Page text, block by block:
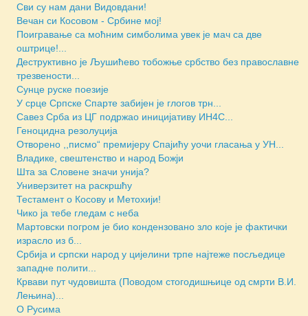
Сви су нам дани Видовдани!
Вечан си Косовом - Србине мој!
Поигравање са моћним симболима увек је мач са две
оштрице!...
Деструктивно је Љушићево тобожње србство без православне
трезвености...
Сунце руске поезије
У срце Српске Спарте забијен је глогов трн...
Савез Срба из ЦГ подржао иницијативу ИН4С...
Геноцидна резолуција
Отворено ,,писмо“ премијеру Спајићу уочи гласања у УН...
Владике, свештенство и народ Божји
Шта за Словене значи унија?
Универзитет на раскршћу
Тестамент о Косову и Метохији!
Чико ја тебе гледам с неба
Мартовски погром је био кондензовано зло које је фактички
израсло из б...
Србија и српски народ у цијелини трпе најтеже посљедице
западне полити...
Крвави пут чудовишта (Поводом стогодишњице од смрти В.И.
Лењина)...
О Русима